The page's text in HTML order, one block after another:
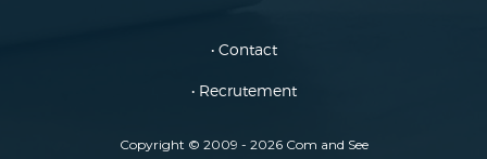
• Contact
• Recrutement
Copyright © 2009 - 2026Com and See